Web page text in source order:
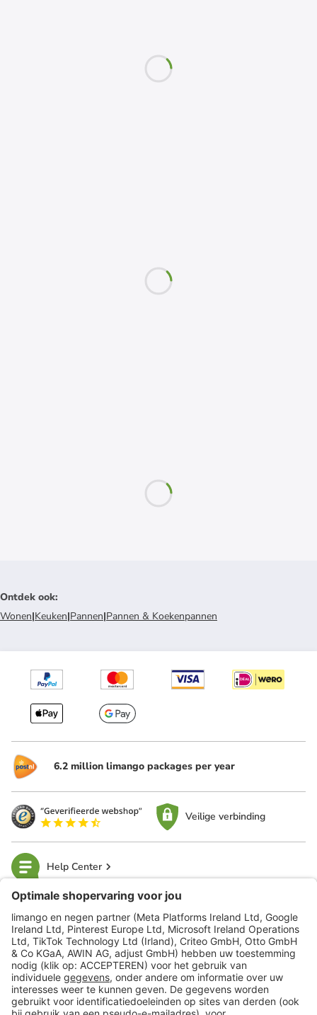
Ontdek ook:
Wonen|Keuken|Pannen|Pannen & Koekenpannen
6.2 million limango packages per year
Veilige verbinding
Help Center
limango
Veilig winkelen
Klantenservice
Shop